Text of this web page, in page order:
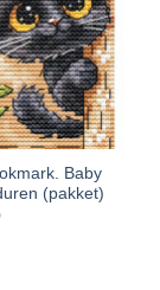
Baby
(pakket)